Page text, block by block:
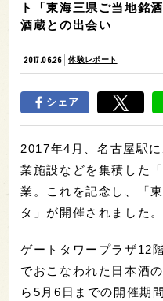
ト「東海三県ご当地銘
酒蔵との出会い
2017.06.26 体験レポート
シェア
2017年4月、名古屋駅
業施設などを集積した
業。これを記念し、「
タ」が開催されました。
ゲートタワープラザ12
でおこなわれた日本酒
ら5月6日までの開催期